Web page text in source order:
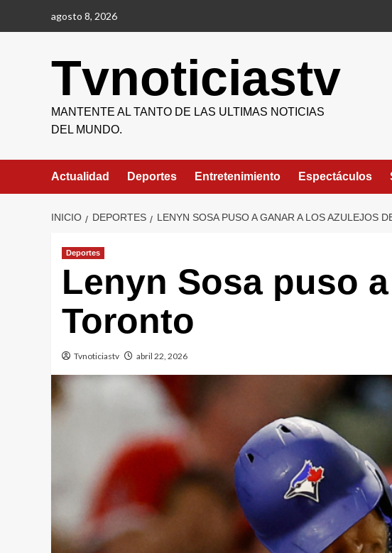
agosto 8, 2026
Tvnoticiastv
MANTENTE AL TANTO DE LAS ULTIMAS NOTICIAS
DEL MUNDO.
Actualidad Deportes Entretenimiento Espectáculos
INICIO DEPORTES LENYN SOSA PUSO A GANAR A LOS AZULEJOS
Deportes
Lenyn Sosa puso
Toronto
Tvnoticiastv abril 22, 2026